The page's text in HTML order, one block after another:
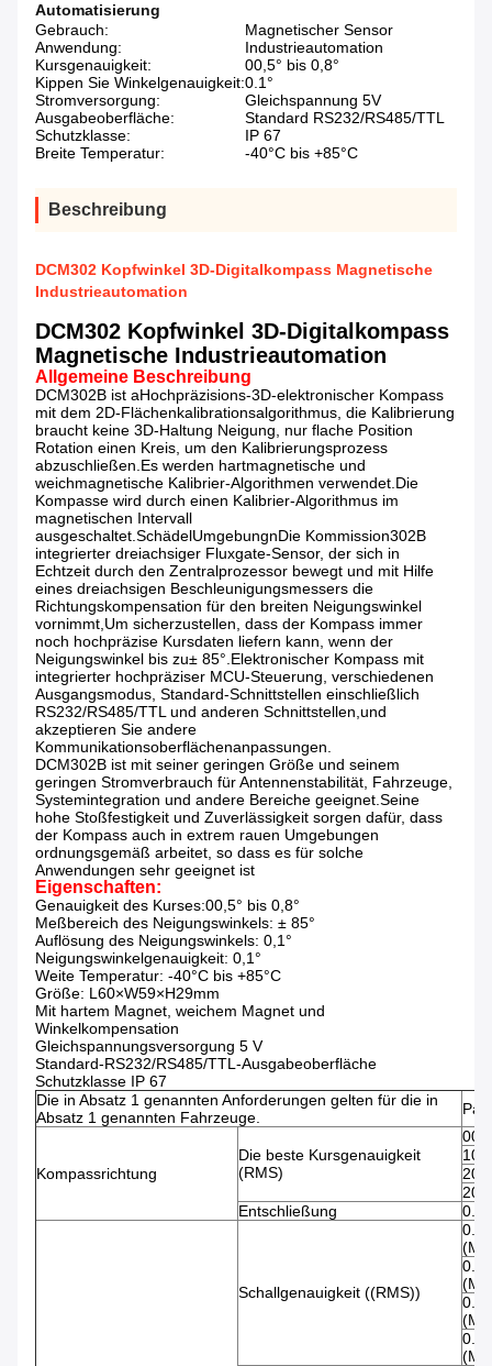
Automatisierung
Gebrauch:
Magnetischer Sensor
Anwendung:
Industrieautomation
Kursgenauigkeit:
00,5° bis 0,8°
Kippen Sie Winkelgenauigkeit:0.1°
Stromversorgung:
Gleichspannung 5V
Ausgabeoberfläche:
Standard RS232/RS485/TTL
Schutzklasse:
IP 67
Breite Temperatur:
-40°C bis +85°C
Beschreibung
DCM302 Kopfwinkel 3D-Digitalkompass Magnetische
Industrieautomation
DCM302 Kopfwinkel 3D-Digitalkompass
Magnetische Industrieautomation
Allgemeine Beschreibung
DCM302B ist aHochpräzisions-3D-elektronischer Kompass
mit dem 2D-Flächenkalibrationsalgorithmus, die Kalibrierung
braucht keine 3D-Haltung Neigung, nur flache Position
Rotation einen Kreis, um den Kalibrierungsprozess
abzuschließen.Es werden hartmagnetische und
weichmagnetische Kalibrier-Algorithmen verwendet.Die
Kompasse wird durch einen Kalibrier-Algorithmus im
magnetischen Intervall
ausgeschaltet.SchädelUmgebungnDie Kommission302B
integrierter dreiachsiger Fluxgate-Sensor, der sich in
Echtzeit durch den Zentralprozessor bewegt und mit Hilfe
eines dreiachsigen Beschleunigungsmessers die
Richtungskompensation für den breiten Neigungswinkel
vornimmt,Um sicherzustellen, dass der Kompass immer
noch hochpräzise Kursdaten liefern kann, wenn der
Neigungswinkel bis zu± 85°.Elektronischer Kompass mit
integrierter hochpräziser MCU-Steuerung, verschiedenen
Ausgangsmodus, Standard-Schnittstellen einschließlich
RS232/RS485/TTL und anderen Schnittstellen,und
akzeptieren Sie andere
Kommunikationsoberflächenanpassungen.
DCM302B ist mit seiner geringen Größe und seinem
geringen Stromverbrauch für Antennenstabilität, Fahrzeuge,
Systemintegration und andere Bereiche geeignet.Seine
hohe Stoßfestigkeit und Zuverlässigkeit sorgen dafür, dass
der Kompass auch in extrem rauen Umgebungen
ordnungsgemäß arbeitet, so dass es für solche
Anwendungen sehr geeignet ist
Eigenschaften:
Genauigkeit des Kurses:00,5° bis 0,8°
Meßbereich des Neigungswinkels: ± 85°
Auflösung des Neigungswinkels: 0,1°
Neigungswinkelgenauigkeit: 0,1°
Weite Temperatur: -40°C bis +85°C
Größe: L60×W59×H29mm
Mit hartem Magnet, weichem Magnet und
Winkelkompensation
Gleichspannungsversorgung 5 V
Standard-RS232/RS485/TTL-Ausgabeoberfläche
Schutzklasse IP 67
Die in Absatz 1 genannten Anforderungen gelten für die in
Absatz 1 genannten Fahrzeuge.
Kompassrichtung
Die beste Kursgenauigkeit
(RMS)
Entschließung
0.1°
Schallgenauigkeit ((RMS))